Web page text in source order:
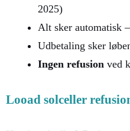
2025)
Alt sker automatisk
Udbetaling sker
Ingen refusion ved
Looad solceller